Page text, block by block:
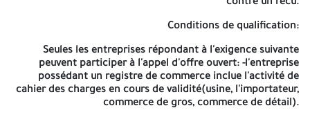
durée de préparation des offres est prorogée jusqu'au jour
ouvrable suivant à 14h00 l'après-midi. -Le service contractant
peut prolonger les délais en fonction d'une annonce publiée sur
les mêmes sites que la première annonce. -Le dépôt des offres
sera le dernier jour de la durée de préparation des offres avant
14h00, et ce au siège APC Annaba, cour de la révolution, 2ème
étage, bureau de secrétariat des marchés publics N° 36. -Les
soumissionnaires resteront engagés par leurs offres pendant 90
jours à compter du lendemain de la date de dépôt des offres. -
contre un recu.
Conditions de qualification:
Seules les entreprises répondant à l'exigence suivante
peuvent participer à l'appel d'offre ouvert: -l'entreprise
possédant un registre de commerce inclue l'activité de
cahier des charges en cours de validité(usine, l'importateur,
commerce de gros, commerce de détail).